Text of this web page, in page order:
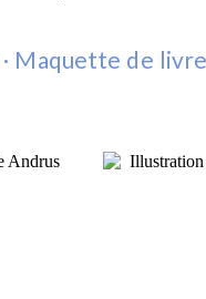
Maquette de